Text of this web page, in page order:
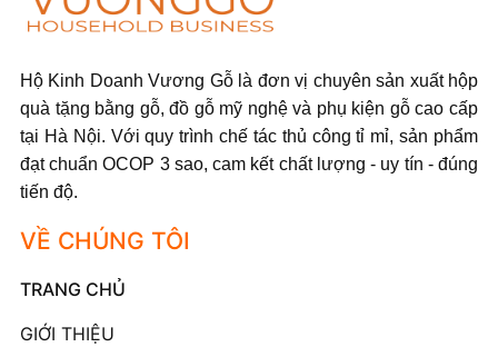
Hộ Kinh Doanh Vương Gỗ là đơn vị chuyên sản xuất hộp
quà tặng bằng gỗ, đồ gỗ mỹ nghệ và phụ kiện gỗ cao cấp
tại Hà Nội. Với quy trình chế tác thủ công tỉ mỉ, sản phẩm
đạt chuẩn OCOP 3 sao, cam kết chất lượng - uy tín - đúng
tiến độ.
VỀ CHÚNG TÔI
TRANG CHỦ
GIỚI THIỆU